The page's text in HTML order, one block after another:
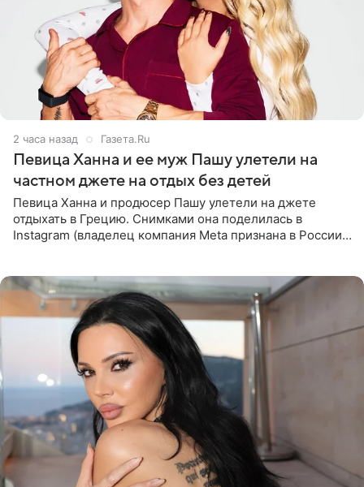
2 часа назад Газета.Ru
Певица Ханна и ее муж Пашу улетели на
частном джете на отдых без детей
Певица Ханна и продюсер Пашу улетели на джете
отдыхать в Грецию. Снимками она поделилась в
Instagram (владелец компания Meta признана в России